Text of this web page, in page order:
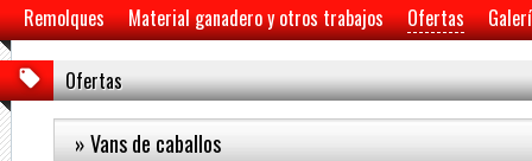
Remolques Material ganadero y otros trabajos Ofertas
Ofertas
» Vans de caballos